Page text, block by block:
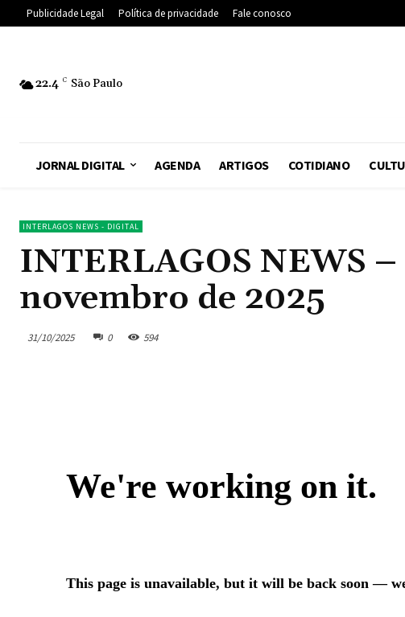
Publicidade Legal Política de privacidade Fale conosco
22.4 C São Paulo
JORNAL DIGITAL AGENDA ARTIGOS COTIDIANO
INTERLAGOS NEWS - DIGITAL
INTERLAGOS NEWS
novembro de 2025
31/10/2025 0 594